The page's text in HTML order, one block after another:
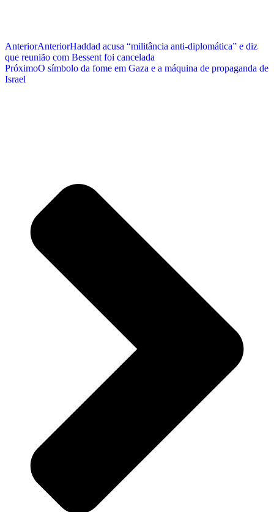
AnteriorAnteriorHaddad acusa “militância anti-diplomática” e diz
que reunião com Bessent foi cancelada
PróximoO símbolo da fome em Gaza e a máquina de propaganda de
Israel